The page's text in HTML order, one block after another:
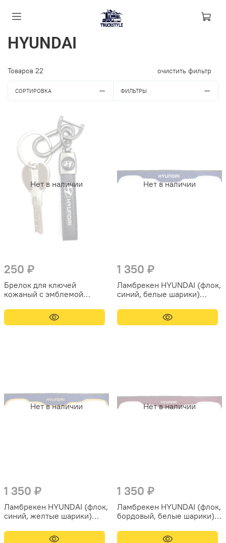
HYUNDAI
Товаров 22 очистить фильтр
СОРТИРОВКА ФИЛЬТРЫ
Нет в наличии
250 ₽
Брелок для ключей
кожаный с эмблемой
надпись)
Нет в наличии
1 350 ₽
Ламбрекен HYUNDAI (флок,
синий, белые шарики)
Нет в наличии
1 350 ₽
Ламбрекен HYUNDAI (флок,
синий, желтые шарики)
Нет в наличии
1 350 ₽
Ламбрекен HYUNDAI (флок,
бордовый, белые шарики)